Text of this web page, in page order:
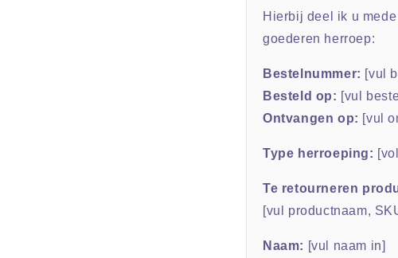
Hierbij deel ik u
goederen herroep:
Bestelnummer: [vul
Besteld op: [vul
Ontvangen op: [vul
Type herroeping:
Te retourneren
[vul productnaam,
Naam: [vul naam in]